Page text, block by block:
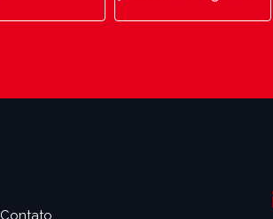
Contato